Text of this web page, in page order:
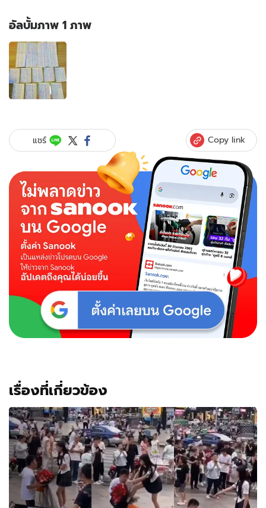
อัลบั้มภาพ 1 ภาพ
อัลบั้ม
ภาพ
1
ภาพ
ของ
มือ
ถือ
ถูก
เจ้าของ
ลอก
เบอร์
เครื่อง
คืน
แชร์ Copy link
เรื่องที่เกี่ยวข้อง